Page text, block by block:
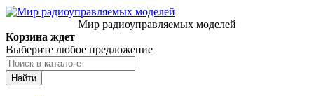
Мир радиоуправляемых моделей
Корзина ждет
Выберите любое предложение
Найти